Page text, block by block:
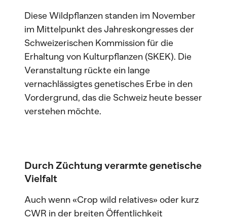
Diese Wildpflanzen standen im November
im Mittelpunkt des Jahreskongresses der
Schweizerischen Kommission für die
Erhaltung von Kulturpflanzen (SKEK). Die
Veranstaltung rückte ein lange
vernachlässigtes genetisches Erbe in den
Vordergrund, das die Schweiz heute besser
verstehen möchte.
Durch Züchtung verarmte genetische
Vielfalt
Auch wenn «Crop wild relatives» oder kurz
CWR in der breiten Öffentlichkeit